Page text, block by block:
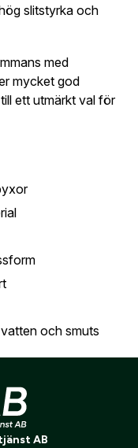
slitstyrka och
med
mycket god
ett utmärkt val för
och smuts
materialet smuts-
komfort och
ett eget
och sparade
Kontakta
enligt
sparas enligt
AB